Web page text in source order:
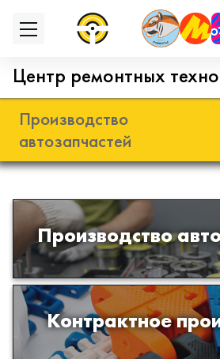
Центр ремонтных
Производство
автозапчастей
Производство
Разработка и
из
Контрактное
Производство изделий
и полимеров по